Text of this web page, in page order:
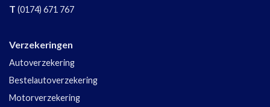
T (0174) 671 767
Verzekeringen
Autoverzekering
Bestelautoverzekering
Motorverzekering